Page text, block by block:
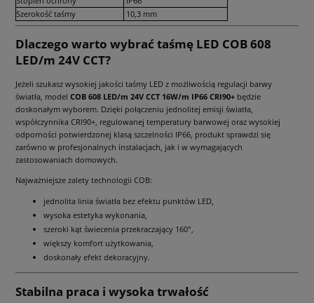
Szerokość taśmy
10,3 mm
Dlaczego warto wybrać taśmę LED COB 608
LED/m 24V CCT?
Jeżeli szukasz wysokiej jakości taśmy LED z możliwością regulacji barwy
światła, model COB 608 LED/m 24V CCT 16W/m IP66 CRI90+ będzie
doskonałym wyborem. Dzięki połączeniu jednolitej emisji światła,
współczynnika CRI90+, regulowanej temperatury barwowej oraz wysokiej
odporności potwierdzonej klasą szczelności IP66, produkt sprawdzi się
zarówno w profesjonalnych instalacjach, jak i w wymagających
zastosowaniach domowych.
Najważniejsze zalety technologii COB:
jednolita linia światła bez efektu punktów LED,
wysoka estetyka wykonania,
szeroki kąt świecenia przekraczający 160°,
większy komfort użytkowania,
doskonały efekt dekoracyjny.
Stabilna praca i wysoka trwałość